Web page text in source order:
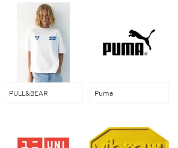
PULL&BEAR Puma